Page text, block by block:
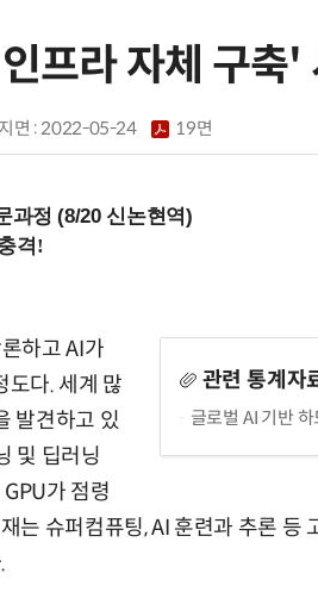
프라 자체 구축'
지면 :2022-05-24 19면
과정 (8/20 신논현역)
관련 통계자
글로벌 AI 기반
하고 AI가
도다. 세계 많
발견하고 있
및 딥러닝
가 점령
는 슈퍼컴퓨팅, AI 훈련과 추론 등